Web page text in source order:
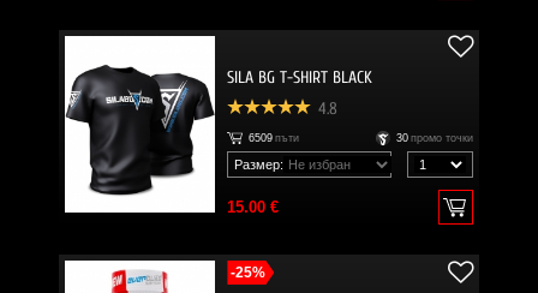
SILA BG T-SHIRT BLACK
4.8
6509 пъти 30 промо точки
Размер:
15.00 €
-25%